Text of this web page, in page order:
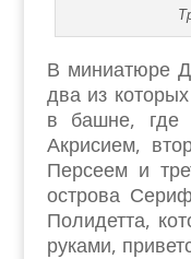
В миниатюре
два из
в башне, где
Акрисием,
Персеем и
острова
Полидетта,
руками,